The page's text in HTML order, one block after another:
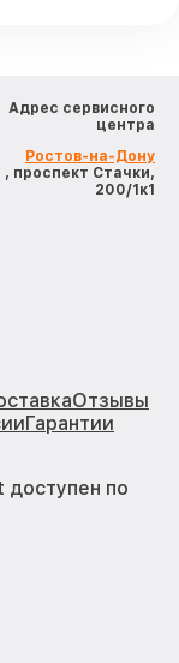
Адрес сервисного
центра
Ростов-на-Дону
, проспект Стачки,
200/1к1
Отзывы
Гарантии
по